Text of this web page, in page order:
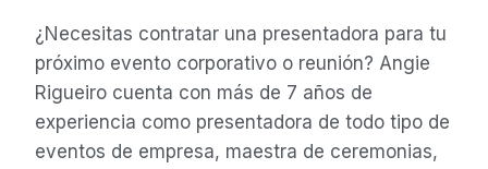
¿Necesitas contratar una presentadora para tu
próximo evento corporativo o reunión? Angie
Rigueiro cuenta con más de 7 años de
experiencia como presentadora de todo tipo de
eventos de empresa, maestra de ceremonias,